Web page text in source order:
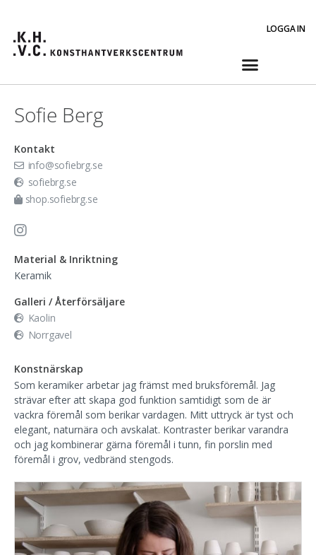
LOGGA IN
Sofie Berg
Kontakt
info@sofiebrg.se
sofiebrg.se
shop.sofiebrg.se
Material & Inriktning
Keramik
Galleri / Återförsäljare
Kaolin
Norrgavel
Konstnärskap
Som keramiker arbetar jag främst med bruksföremål. Jag
strävar efter att skapa god funktion samtidigt som de är
vackra föremål som berikar vardagen. Mitt uttryck är tyst och
elegant, naturnära och avskalat. Kontraster berikar varandra
och jag kombinerar gärna föremål i tunn, fin porslin med
föremål i grov, vedbränd stengods.